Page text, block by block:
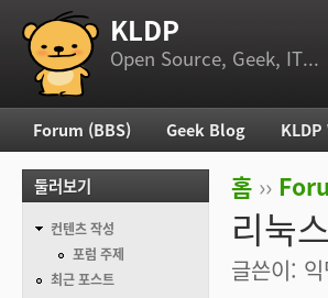
부 메뉴 KLDP
Open Source, Geek, IT...
현재 위치
홈 ››
리눅
글쓴이:
주 메뉴
Forum (BBS) Geek Blog
둘러보기
컨텐츠 작성
포럼 주제
최근 포스트